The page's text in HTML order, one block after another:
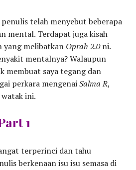
telah menyebut beberapa
mental. Terdapat juga kisah
yang melibatkan Oprah 2.0ni.
mentalnya? Walaupun
membuat saya tegang dan
perkara mengenaiSalma R,
watak ini.
1
terperinci dan tahu
berkenaan isu isu semasa di